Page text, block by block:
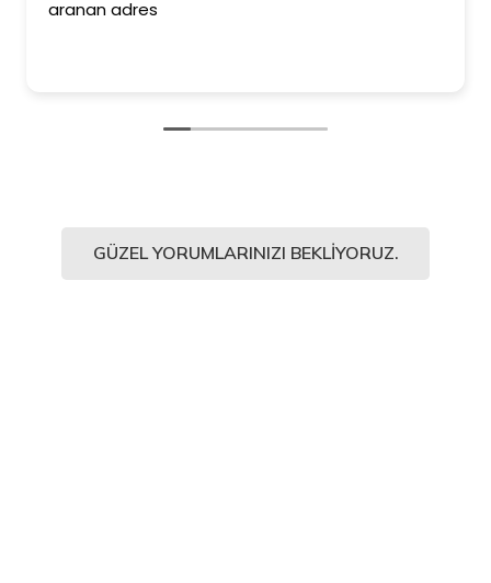
aranan adres
GÜZEL YORUMLARINIZI BEKLIYORUZ.